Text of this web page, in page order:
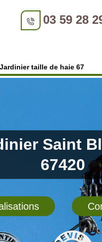
03 59 28
Jardinier taille de haie 67
Saint
67420